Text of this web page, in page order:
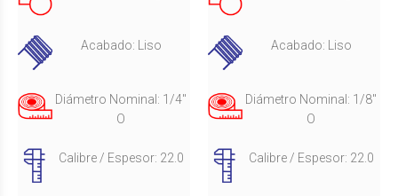
Acabado: Liso
Diámetro Nominal: 1/4"
O
Calibre / Espesor: 22.0
Acabado: Liso
Diámetro Nominal: 1/8"
O
Calibre / Espesor: 22.0